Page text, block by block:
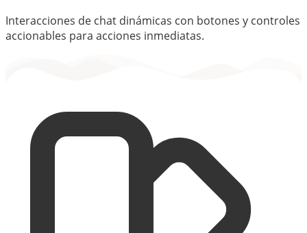
Interacciones de chat dinámicas con botones y controles
accionables para acciones inmediatas.